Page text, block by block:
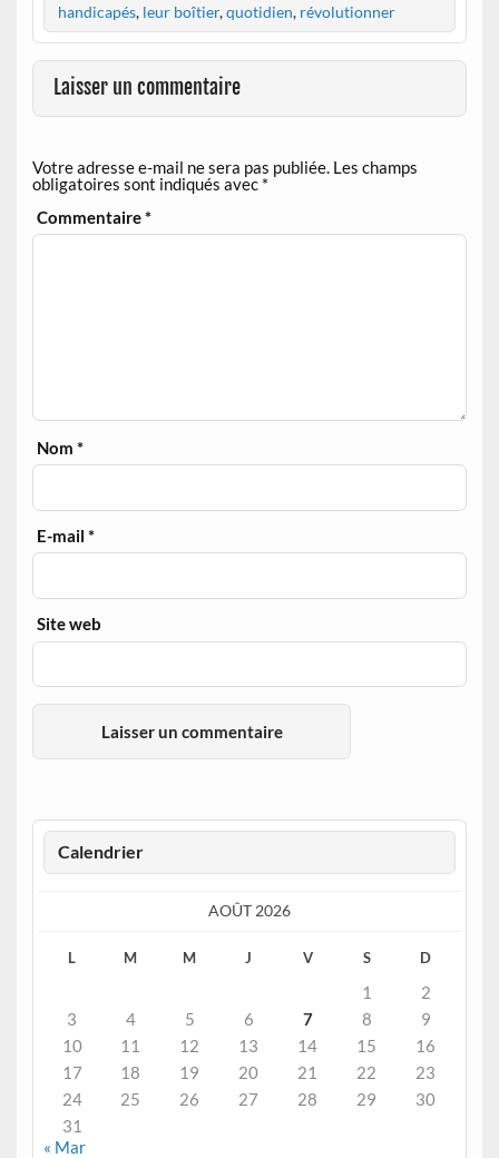
handicapés, leur boîtier,quotidien, révolutionner
Laisser un commentaire
Votre adresse e-mail ne sera pas publiée. Les champs
obligatoires sont indiqués avec *
Commentaire*
Nom*
E-mail*
Site web
Calendrier
AOÛT 2026
L M M J V S D
1
2
3
4 5 6 7 8
9
10
11 12 13 14 15
16
17
18 19 20 21 22
23
24
25 26 27 28 29
30
31
« Mar